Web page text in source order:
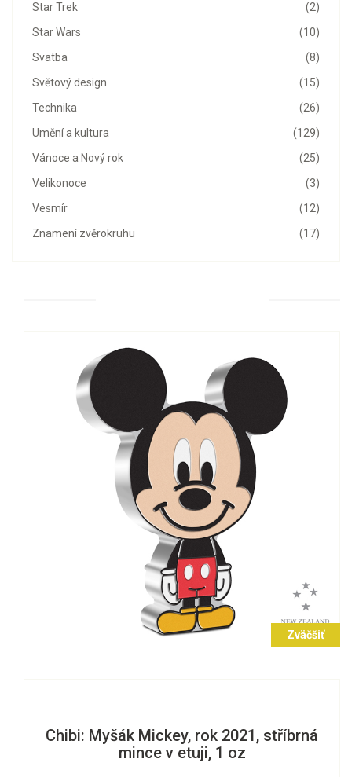
(2)
Star Trek
(10)
Star Wars
(8)
Svatba
(15)
Světový design
(26)
Technika
(129)
Umění a kultura
(25)
Vánoce a Nový rok
(3)
Velikonoce
(12)
Vesmír
(17)
Znamení zvěrokruhu
Zväčšiť
Chibi: Myšák Mickey, rok 2021, stříbrná
mince v etuji, 1 oz